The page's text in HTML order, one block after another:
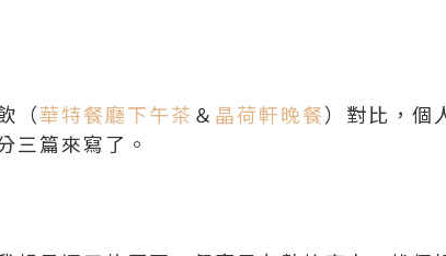
（華特餐廳下午茶 ＆ 晶荷軒晚餐）對比，個
三篇來寫了。